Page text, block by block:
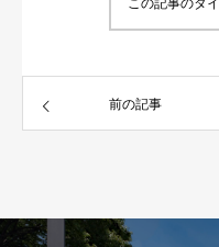
この記事のタ
前の記事